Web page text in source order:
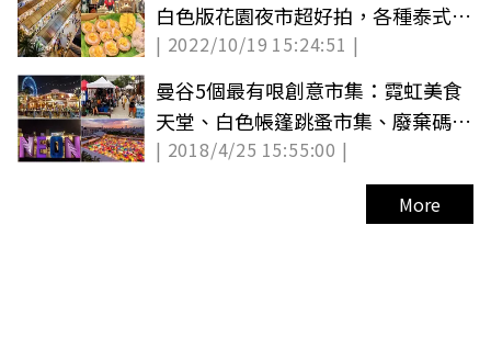
白色版花園夜市超好拍，各種泰式小
吃都有
| 2022/10/19 15:24:51 |
曼谷5個最有哏創意市集：霓虹美食
天堂、白色帳篷跳蚤市集、廢棄碼頭
夜市
| 2018/4/25 15:55:00 |
More